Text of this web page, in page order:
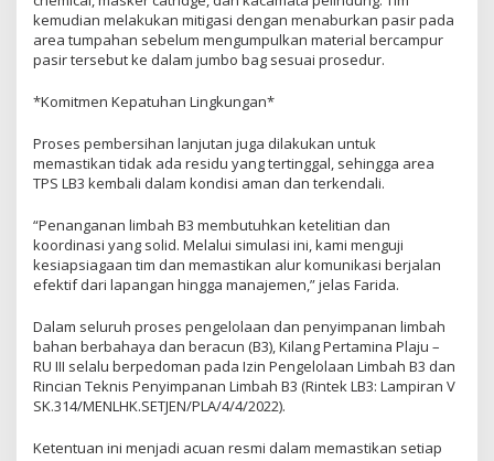
kemudian melakukan mitigasi dengan menaburkan pasir pada
area tumpahan sebelum mengumpulkan material bercampur
pasir tersebut ke dalam jumbo bag sesuai prosedur.
*Komitmen Kepatuhan Lingkungan*
Proses pembersihan lanjutan juga dilakukan untuk
memastikan tidak ada residu yang tertinggal, sehingga area
TPS LB3 kembali dalam kondisi aman dan terkendali.
“Penanganan limbah B3 membutuhkan ketelitian dan
koordinasi yang solid. Melalui simulasi ini, kami menguji
kesiapsiagaan tim dan memastikan alur komunikasi berjalan
efektif dari lapangan hingga manajemen,” jelas Farida.
Dalam seluruh proses pengelolaan dan penyimpanan limbah
bahan berbahaya dan beracun (B3), Kilang Pertamina Plaju –
RU III selalu berpedoman pada Izin Pengelolaan Limbah B3 dan
Rincian Teknis Penyimpanan Limbah B3 (Rintek LB3: Lampiran V
SK.314/MENLHK.SETJEN/PLA/4/4/2022).
Ketentuan ini menjadi acuan resmi dalam memastikan setiap